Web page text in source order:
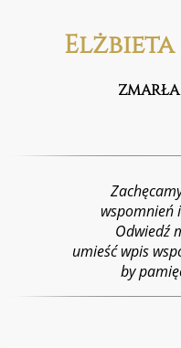
wspomnień
Odwiedź
umieść wpis
by